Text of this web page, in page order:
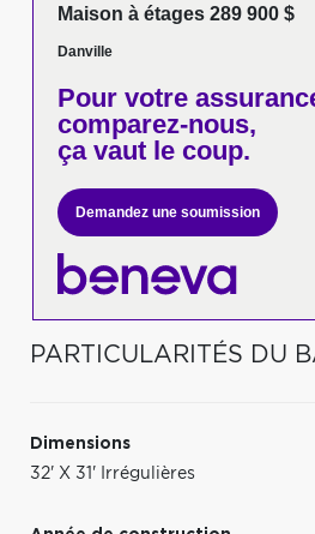
Maison à étages 289 900 $
Danville
Pour votre
comparez-nous,
ça vaut le coup.
Demandez une soumission
PARTICULARITÉS DU
Dimensions
32' X 31' Irrégulières